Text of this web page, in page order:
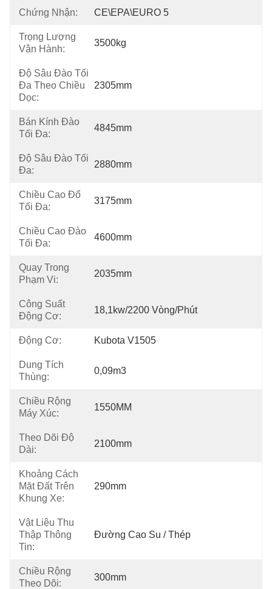
Chứng Nhận: CE\EPA\EURO 5
Trọng Lượng
Vận Hành:
3500kg
Độ Sâu Đào Tối
Đa Theo Chiều
Dọc:
2305mm
Bán Kính Đào
Tối Đa:
4845mm
Độ Sâu Đào Tối
Đa:
2880mm
Chiều Cao Đổ
Tối Đa:
3175mm
Chiều Cao Đào
Tối Đa:
4600mm
Quay Trong
Phạm Vi:
2035mm
Công Suất
Động Cơ:
18,1kw/2200 Vòng/phút
Động Cơ: Kubota V1505
Dung Tích
Thùng:
0,09m3
Chiều Rộng
Máy Xúc:
1550MM
Theo Dõi Độ
Dài:
2100mm
Khoảng Cách
Mặt Đất Trên
Khung Xe:
290mm
Vật Liệu Thu
Thập Thông
Tin:
Đường Cao Su / Thép
Chiều Rộng
Theo Dõi:
300mm